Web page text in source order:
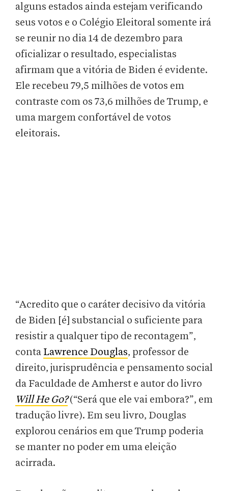
alguns estados ainda estejam verificando
seus votos e o Colégio Eleitoral somente irá
se reunir no dia 14 de dezembro para
oficializar o resultado, especialistas
afirmam que a vitória de Biden é evidente.
Ele recebeu 79,5 milhões de votos em
contraste com os 73,6 milhões de Trump, e
uma margem confortável de votos
eleitorais.
“Acredito que o caráter decisivo da vitória
de Biden [é] substancial o suficiente para
resistir a qualquer tipo de recontagem”,
conta Lawrence Douglas, professor de
direito, jurisprudência e pensamento social
da Faculdade de Amherst e autor do livro
Will He Go?(“Será que ele vai embora?”, em
tradução livre). Em seu livro, Douglas
explorou cenários em que Trump poderia
se manter no poder em uma eleição
acirrada.